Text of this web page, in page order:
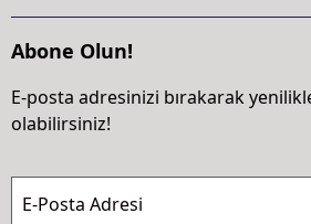
Abone Olun!
E-posta adresinizi bırakarak
olabilirsiniz!
E-Posta Adresi